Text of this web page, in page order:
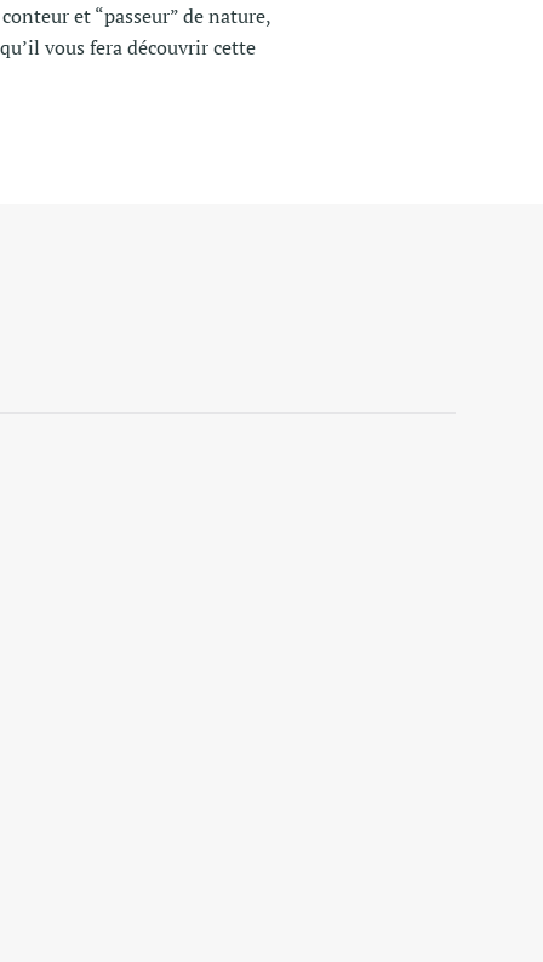
et “passeur” de nature,
vous fera découvrir cette